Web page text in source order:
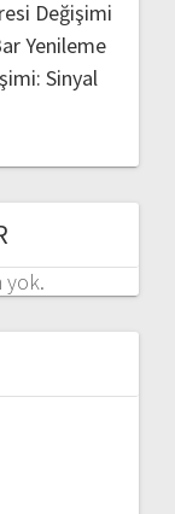
Değişimi
Yenileme
Sinyal
yok.